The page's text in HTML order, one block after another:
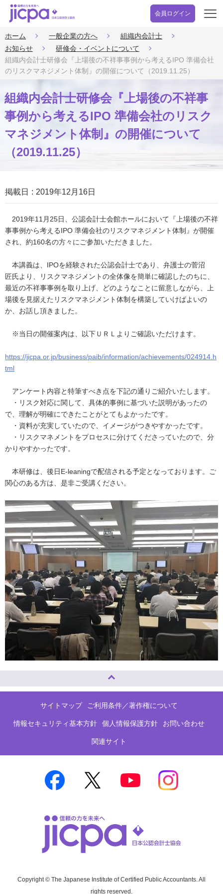
会員ログイン
開
ホーム 一般企業の方へ
組織内会計士
お知らせ
研修会・イベントについて
組織内会計士研修会『上場後の不祥事事例から考えるIPO 準備会社
のリスクマネジメント体制』の開催について（2019.11.25）
組織内会計士研修会『上場後の不祥事
事例から考えるIPO 準備会社のリスク
マネジメント体制』の開催について
（2019.11.25）
掲載日 2019年12月16日
2019年11月25日、公認会計士会館ホールにおいて『上場後の不祥
事事例から考えるIPO 準備会社のリスクマネジメント体制』が開催
され、約160名の方々にご参加いただきました。
本講義は、IPOを経験された公認会計士であり、弁護士の菅沼
匠氏より、リスクマネジメントの全体像を簡単に確認したのちに、
最近の不祥事事例を取り上げ、どのようなことに留意しながら、上
場後を見据えたリスクマネジメント体制を構築していけばよいの
か、お話し頂きました。
※当日の開催案内は、以下ＵＲＬよりご確認いただけます。
https://jicpa.or.jp/business/paib/information/achievements/024914.h
tml
アンケート内容と特筆すべき点を下記の通りご紹介いたします。
・リスク対応に関して、具体的事例に基づいた説明があったの
で、理解が明確にできたことがとてもよかったです。
・資料が充実していたので、イメージがつきやすかったです。
・リスクマネメントをプロセスに分けてくださっていたので、分
かりやすかったです。
本研修は、後日E-leaningで配信される予定となっております。ご
関心のある方は、是非ご受講ください。
サイトマップ ご利用条件／著作権について
情報セキュリティ基本方針 個人情報保護方針 お問い合わせ
関連サイト
Copyright © The Japanese Institute of Certified Public Accountants. All
rights reserved.